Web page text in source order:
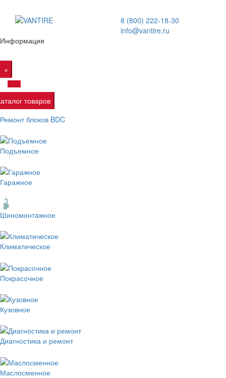
8 (800) 222-18-30
info@vantire.ru
Информация
×
товаров
Ремонт блоков BDC
Подъемное
Гаражное
Шиномонтажное
Климатическое
Покрасочное
Кузовное
Диагностика и ремонт
Маслосменное